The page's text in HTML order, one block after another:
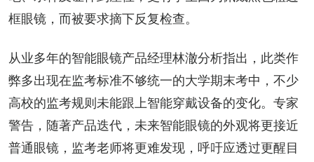
框眼镜，而被要求摘下反复检查。
从业多年的智能眼镜产品经理林澈分析指出，此类作
弊多出现在监考标准不够统一的大学期末考中，不少
高校的监考规则未能跟上智能穿戴设备的变化。专家
警告，随著产品迭代，未来智能眼镜的外观将更接近
普通眼镜，监考老师将更难发现，呼吁应透过更醒目